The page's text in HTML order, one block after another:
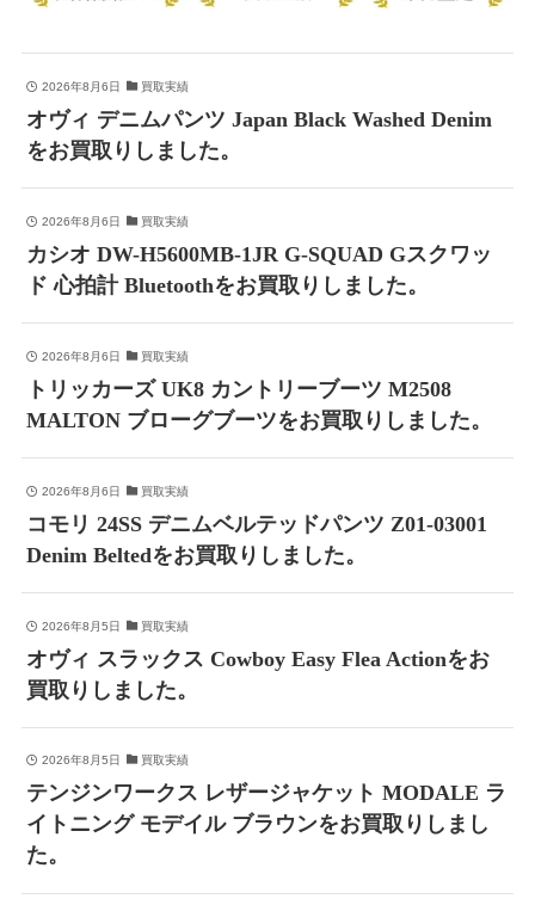
2026年8月6日 買取実績
オヴィ デニムパンツ Japan Black Washed Denim
をお買取りしました。
2026年8月6日 買取実績
カシオ DW-H5600MB-1JR G-SQUAD Gスクワッ
ド 心拍計 Bluetoothをお買取りしました。
2026年8月6日 買取実績
トリッカーズ UK8 カントリーブーツ M2508
MALTON ブローグブーツをお買取りしました。
2026年8月6日 買取実績
コモリ 24SS デニムベルテッドパンツ Z01-03001
Denim Beltedをお買取りしました。
2026年8月5日 買取実績
オヴィ スラックス Cowboy Easy Flea Actionをお
買取りしました。
2026年8月5日 買取実績
テンジンワークス レザージャケット MODALE ラ
イトニング モデイル ブラウンをお買取りしまし
た。